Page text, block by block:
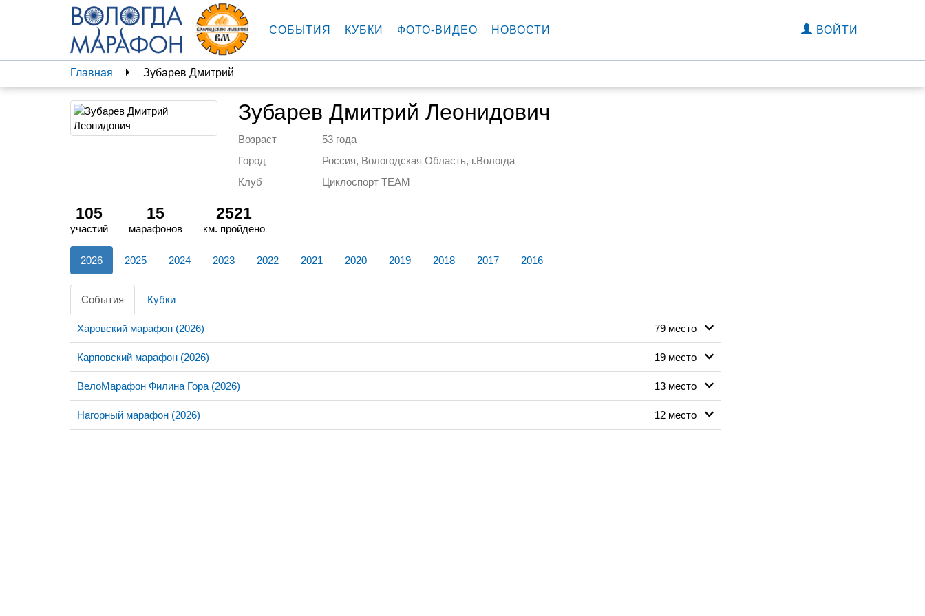
СОБЫТИЯ КУБКИ ФОТО-ВИДЕО НОВОСТИ ВОЙТИ
Главная Зубарев Дмитрий
Зубарев Дмитрий Леонидович
Возраст
53 года
Город
Россия, Вологодская Область, г.Вологда
Клуб
Циклоспорт TEAM
105
участий
15
марафонов
2521
км. пройдено
2026 2025 2024 2023 2022 2021 2020 2019 2018 2017 2016
События Кубки
Харовский марафон (2026) 79 место
Карповский марафон (2026) 19 место
ВелоМарафон Филина Гора (2026) 13 место
Нагорный марафон (2026) 12 место